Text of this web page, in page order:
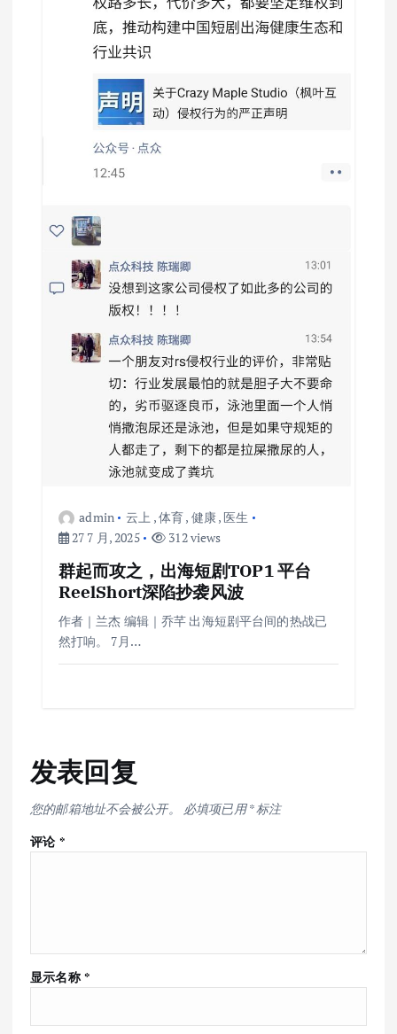
admin 云上 ,体育, 健康, 医生
27 7 月, 2025
312 views
群起而攻之，出海短剧TOP1 平台
ReelShort深陷抄袭风波
作者｜兰杰 编辑｜乔芊 出海短剧平台间的热战已
然打响。 7月…
发表回复
您的邮箱地址不会被公开。 必填项已用*标注
评论 *
显示名称 *